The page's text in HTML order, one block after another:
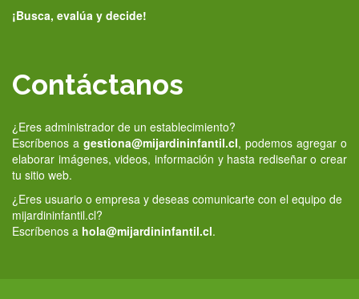
¡Busca, evalúa y decide!
Contáctanos
¿Eres administrador de un establecimiento?
Escríbenos a gestiona@mijardininfantil.cl, podemos agregar o
elaborar imágenes, videos, información y hasta rediseñar o crear
tu sitio web.
¿Eres usuario o empresa y deseas comunicarte con el equipo de
mijardininfantil.cl?
Escríbenos a hola@mijardininfantil.cl.